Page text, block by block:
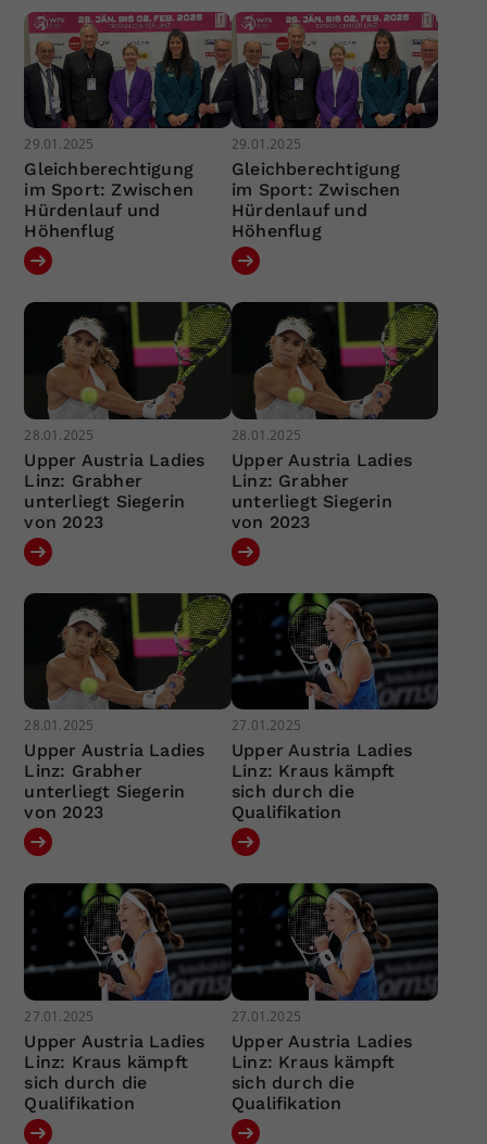
29.01.2025
Gleichberechtigung
im Sport: Zwischen
Hürdenlauf und
Höhenflug
29.01.2025
Gleichberechtigung
im Sport: Zwischen
Hürdenlauf und
Höhenflug
28.01.2025
Upper Austria Ladies
Linz: Grabher
unterliegt Siegerin
von 2023
28.01.2025
Upper Austria Ladies
Linz: Grabher
unterliegt Siegerin
von 2023
28.01.2025
Upper Austria Ladies
Linz: Grabher
unterliegt Siegerin
von 2023
27.01.2025
Upper Austria Ladies
Linz: Kraus kämpft
sich durch die
Qualifikation
27.01.2025
Upper Austria Ladies
Linz: Kraus kämpft
sich durch die
Qualifikation
27.01.2025
Upper Austria Ladies
Linz: Kraus kämpft
sich durch die
Qualifikation